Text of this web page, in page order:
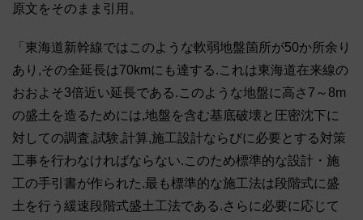
原文をそのまま引用。
「東海道新幹線ではこのような軟弱地盤箇所が50か所余り
あり,その全延長は70kmにも達する.これは東海道在来線の
おおよそ3倍近い延長である.このような地盤に高さ7～8m
の盛土を造るためには,地盤を含む基底破壊と圧密沈下に
対しての調査,試験,計算,施工設計ならびに必要とする対策
工事を行わなければならない.このため標準的な設計・施
工の手引書が作られた.最も標準的な施工法は段階式に盛
土を行う緩速段階式盛土工法である.さらに必要に応じて